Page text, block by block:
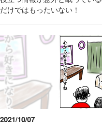
だけではもったいない！
2021/10/07